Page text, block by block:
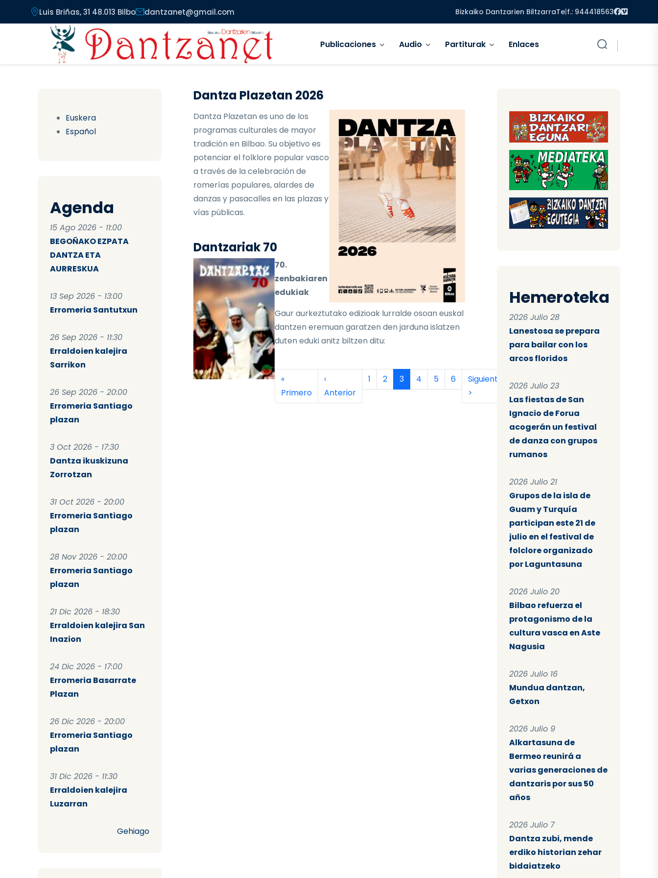
Pasar al contenido principal
Luis Briñas, 31 48.013 Bilbo dantzanet@gmail.com Bizkaiko Dantzarien BiltzarraTelf.: 944418563 Facebook
Vimeo
Publicaciones Audio Partiturak Enlaces
Euskera
Español
Agenda
15 Ago 2026 - 11:00
BEGOÑAKO EZPATA
DANTZA ETA
AURRESKUA
13 Sep 2026 - 13:00
Erromeria Santutxun
26 Sep 2026 - 11:30
Erraldoien kalejira
Sarrikon
26 Sep 2026 - 20:00
Erromeria Santiago
plazan
3 Oct 2026 - 17:30
Dantza ikuskizuna
Zorrotzan
31 Oct 2026 - 20:00
Erromeria Santiago
plazan
28 Nov 2026 - 20:00
Erromeria Santiago
plazan
21 Dic 2026 - 18:30
Erraldoien kalejira San
Inazion
24 Dic 2026 - 17:00
Erromeria Basarrate
Plazan
26 Dic 2026 - 20:00
Erromeria Santiago
plazan
31 Dic 2026 - 11:30
Erraldoien kalejira
Luzarran
Gehiago
Dantza Plazetan 2026
Dantza Plazetan es uno de los
programas culturales de mayor
tradición en Bilbao. Su objetivo es
potenciar el folklore popular vasco
a través de la celebración de
romerías populares, alardes de
danzas y pasacalles en las plazas y
vías públicas.
Dantzariak 70
70.
zenbakiaren
edukiak
Gaur aurkeztutako edizioak lurralde osoan euskal
dantzen eremuan garatzen den jarduna islatzen
duten eduki anitz biltzen ditu:
Paginación Primera página
«
Primero
Página anterior
‹
Anterior
Página
1 Página
2 Página actual
3 Página
4 Página
5 Página
6 Siguiente página
Siguiente
>
Hemeroteka
2026 Julio 28
Lanestosa se prepara
para bailar con los
arcos floridos
2026 Julio 23
Las fiestas de San
Ignacio de Forua
acogerán un festival
de danza con grupos
rumanos
2026 Julio 21
Grupos de la isla de
Guam y Turquía
participan este 21 de
julio en el festival de
folclore organizado
por Laguntasuna
2026 Julio 20
Bilbao refuerza el
protagonismo de la
cultura vasca en Aste
Nagusia
2026 Julio 16
Mundua dantzan,
Getxon
2026 Julio 9
Alkartasuna de
Bermeo reunirá a
varias generaciones de
dantzaris por sus 50
años
2026 Julio 7
Dantza zubi, mende
erdiko historian zehar
bidaiatzeko